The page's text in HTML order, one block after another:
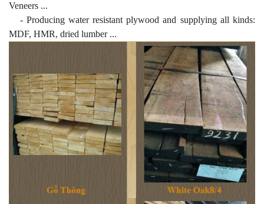
Veneers ...
- Producing water resistant plywood and supplying all kinds:
MDF, HMR, dried lumber ...